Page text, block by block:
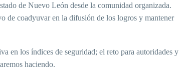
de Nuevo León desde la comunidad organizada.
de coadyuvar en la difusión de los logros y mantener
en los índices de seguridad; el reto para autoridades y
haciendo.